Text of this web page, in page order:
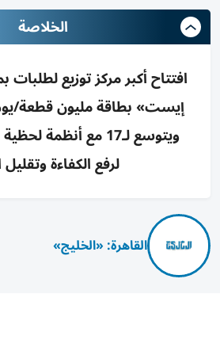
الخلاصة
افتتاح أكبر مركز توزيع
ويتوسع لـ17 مع
لرفع الكفاءة وتقليل
القاهرة: «الخليج»